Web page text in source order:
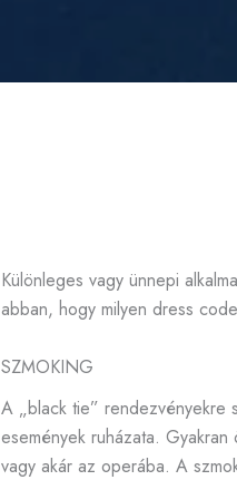
Különleges vagy ünnepi
abban, hogy milyen dress
SZMOKING
A „black tie” rendezvényekre
események ruházata.
vagy akár az operába. A